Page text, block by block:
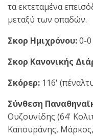
τα εκτεταμένα
μεταξύ των οπαδών.
Σκορ Ημιχρόνου:0-0
Σκορ Κανονικής
Σκόρερ: 116'
Σύνθεση
Ουζουνίδης (64'
Καπουράνης,